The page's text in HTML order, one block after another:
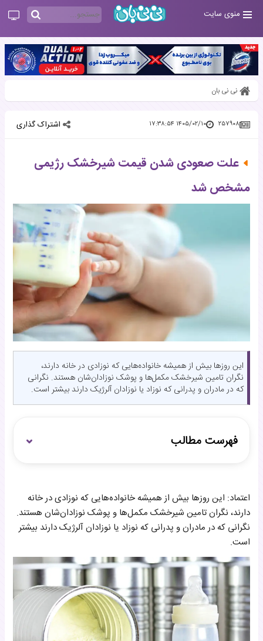
منوی سایت
نی نی بان
۲۵۷۹۰۸ ۱۴۰۵/۰۲/۱۰ ۱۷:۳۸:۵۴ اشتراک گذاری
علت صعودی شدن قیمت شیرخشک رژیمی
مشخص شد
این روزها بیش از همیشه خانواده‌هایی که نوزادی در خانه دارند،
نگران تامین شیرخشک مکمل‌ها و پوشک نوزادان‌شان هستند. نگرانی
که در مادران و پدرانی که نوزاد یا نوزادان آلرژیک دارند بیشتر است.
فهرست مطالب
در بازار پوشک چه می‌گذرد؟
اعتماد: این روزها بیش از همیشه خانواده‌هایی که نوزادی در خانه
دارند، نگران تامین شیرخشک مکمل‌ها و پوشک نوزادان‌شان هستند.
نگرانی که در مادران و پدرانی که نوزاد یا نوزادان آلرژیک دارند بیشتر
است.